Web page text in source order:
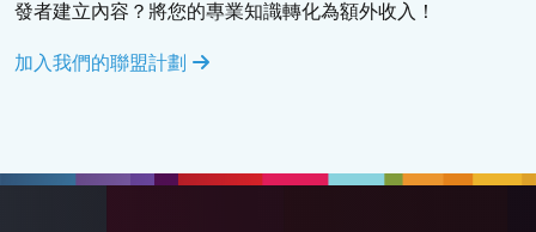
發者建立內容？將您的專業知識轉化為額外收入！
加入我們的聯盟計劃